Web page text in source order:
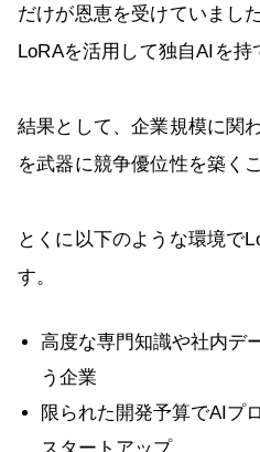
だけが恩恵を受けていまし
LoRAを活用して独自AIを持
結果として、企業規模に関
を武器に競争優位性を築く
とくに以下のような環境で
す。
高度な専門知識や社内デ
う企業
限られた開発予算でAIプ